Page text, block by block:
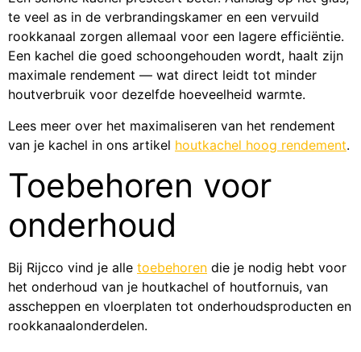
te veel as in de verbrandingskamer en een vervuild
rookkanaal zorgen allemaal voor een lagere efficiëntie.
Een kachel die goed schoongehouden wordt, haalt zijn
maximale rendement — wat direct leidt tot minder
houtverbruik voor dezelfde hoeveelheid warmte.
Lees meer over het maximaliseren van het rendement
van je kachel in ons artikel houtkachel hoog rendement.
Toebehoren voor
onderhoud
Bij Rijcco vind je alle toebehoren die je nodig hebt voor
het onderhoud van je houtkachel of houtfornuis, van
asscheppen en vloerplaten tot onderhoudsproducten en
rookkanaalonderdelen.